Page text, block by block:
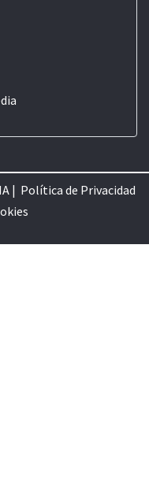
| Política de Privacidad
s